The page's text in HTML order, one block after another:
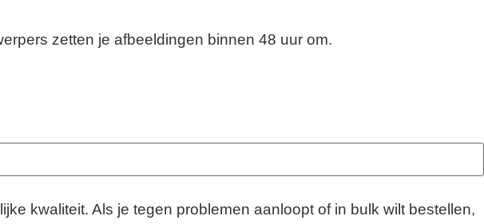
zetten je afbeeldingen binnen 48 uur om.
kwaliteit. Als je tegen problemen aanloopt of in bulk wilt bestellen,